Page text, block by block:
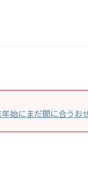
始にまだ間に合うお